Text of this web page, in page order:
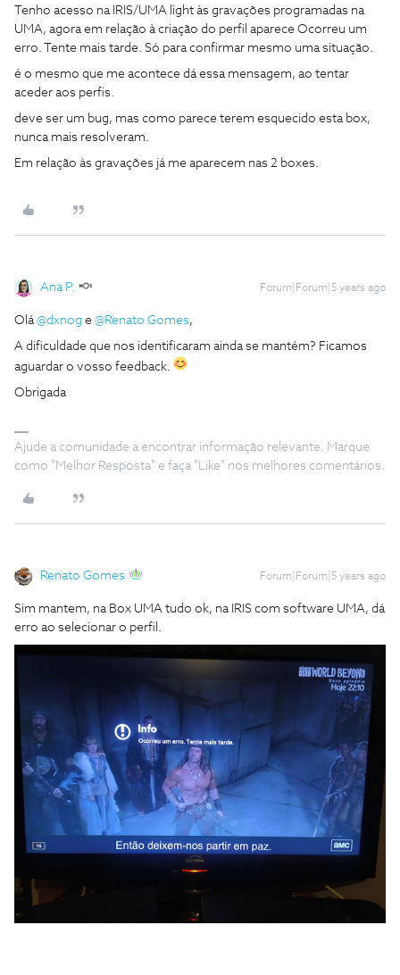
Tenho acesso na IRIS/UMA light às gravações programadas na
UMA, agora em relação à criação do perfil aparece Ocorreu um
erro. Tente mais tarde. Só para confirmar mesmo uma situação.
é o mesmo que me acontece dá essa mensagem, ao tentar
aceder aos perfis.
deve ser um bug, mas como parece terem esquecido esta box,
nunca mais resolveram.
Em relação às gravações já me aparecem nas 2 boxes.
Ana P. Forum|Forum|5 years ago
Olá@dxnog e @Renato Gomes,
A dificuldade que nos identificaram ainda se mantém? Ficamos
aguardar o vosso feedback.
Obrigada
Ajude a comunidade a encontrar informação relevante. Marque
como "Melhor Resposta" e faça "Like" nos melhores comentários.
Renato Gomes Forum|Forum|5 years ago
Sim mantem, na Box UMA tudo ok, na IRIS com software UMA, dá
erro ao selecionar o perfil.